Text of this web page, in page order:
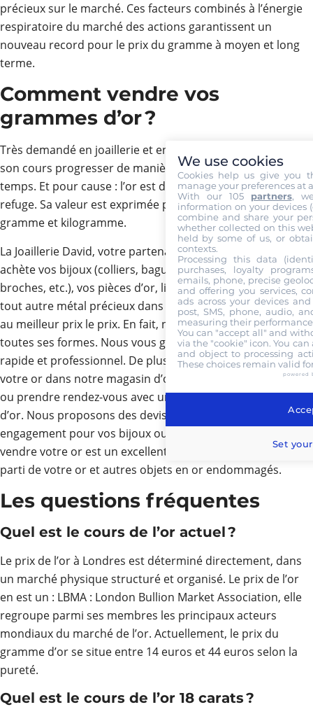
précieux sur le marché. Ces facteurs combinés à l’énergie
respiratoire du marché des actions garantissent un
nouveau record pour le prix du gramme à moyen et long
terme.
Comment vendre vos
grammes d’or ?
Très demandé en joaillerie et en investissement, l’or voit
son cours progresser de manière positive depuis quelque
temps. Et pour cause : l’or est devenu la meilleure valeur
refuge. Sa valeur est exprimée par trois normes : once,
gramme et kilogramme.
La Joaillerie David, votre partenaire dans l’achat d’or,
achète vos bijoux (colliers, bagues, bracelets, pendentifs,
broches, etc.), vos pièces d’or, lingots d’or/lingots d’or et
tout autre métal précieux dans les meilleures conditions et
au meilleur prix le prix. En fait, nous achetons votre or sous
toutes ses formes. Nous vous garantissons un achat d’or
rapide et professionnel. De plus, vous pouvez venir vendre
votre or dans notre magasin d’or à Bruxelles, en Belgique
ou prendre rendez-vous avec un professionnel de la vente
d’or. Nous proposons des devis gratuits et sans
engagement pour vos bijoux ou objets de valeur. Nous
vendre votre or est un excellent moyen de tirer le meilleur
parti de votre or et autres objets en or endommagés.
Les questions fréquentes
Quel est le cours de l’or actuel ?
Le prix de l’or à Londres est déterminé directement, dans
un marché physique structuré et organisé. Le prix de l’or
en est un : LBMA : London Bullion Market Association, elle
regroupe parmi ses membres les principaux acteurs
mondiaux du marché de l’or. Actuellement, le prix du
gramme d’or se situe entre 14 euros et 44 euros selon la
pureté.
Quel est le cours de l’or 18 carats ?
We use cookies
Cookies help us give you
manage your preferences at
With our 105 partners,
information on your devices
combine and share your
whether collected on this
held by some of us, or
contexts.
Processing this data
purchases, loyalty
emails, phone, precise
and offering you services,
ads across your devices
post, SMS, phone, audio,
measuring their
You can "accept all" and
via the "cookie" icon. You
and object to processing
These choices remain valid
powered
Set